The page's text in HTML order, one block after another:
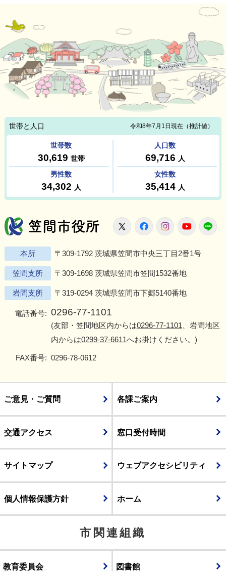
笠間市役所
X FacebookInstagram
本所 〒309-1792 茨城県笠間市中央三丁目2番1号
笠間支所 〒309-1698 茨城県笠間市笠間1532番地
岩間支所 〒319-0294 茨城県笠間市下郷5140番地
電話番号: 0296-77-1101
(友部・笠間地区内からは0296-77-1101 、岩間地区
内からは0299-37-6611へお掛けください。)
FAX番号: 0296-78-0612
ご意見・ご質問 各課ご案内
交通アクセス 窓口受付時間
サイトマップ ウェブアクセシビリティ
個人情報保護方針 ホーム
市関連組織
教育委員会 図書館